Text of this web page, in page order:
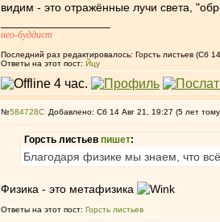
видим - это отражённые лучи света,
нео-буддист
Последний раз редактировалось: Горсть листьев (Сб
Ответы на этот пост: Йцу
№584728 Добавлено: Сб 14 Авг 21, 19:27 (5 лет
Горсть листьев пишет:
Благодаря физике мы знаем, что
Физика - это метафизика
Ответы на этот пост: Горсть листьев